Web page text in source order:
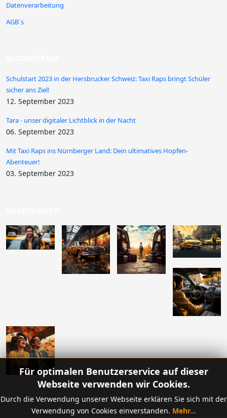
Datenverarbeitung
AGB´s
Schulstart 2023 in der Hersbrucker Schweiz: Taxi Raps bringt Schüler
sicher ans Ziel!
12. September 2023
Tara - unser digitaler Lichtblick in der Nacht
06. September 2023
Mit Taxi Raps ins Nürnberger Land: Dein ultimatives Hopfen-
Abenteuer!
03. September 2023
Für optimalen Benutzerservice auf dieser
Webseite verwenden wir Cookies.
Durch die Verwendung unserer Webseite erklären Sie sich mit der
Verwendung von Cookies einverstanden. Mehr...